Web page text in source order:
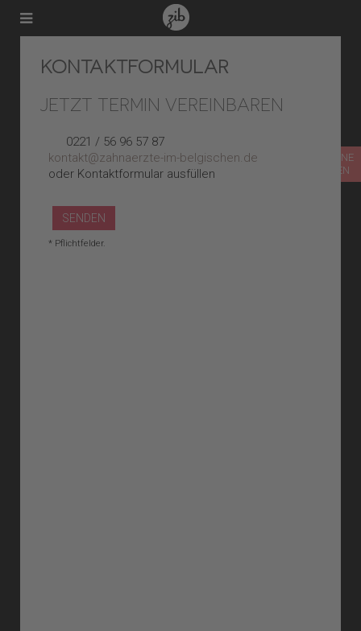
TERMIN ONLINE
VEREINBAREN
KONTAKTFORMULAR
JETZT TERMIN VEREINBAREN
0221 / 56 96 57 87
kontakt@zahnaerzte-im-belgischen.de
oder Kontaktformular ausfüllen
SENDEN
* Pflichtfelder.